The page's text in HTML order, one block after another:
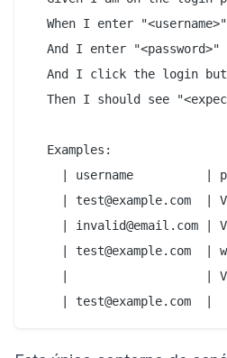
When I enter
And I enter "<password>"
And I click the login
Then I should see
  Examples:
| username          |
| test@example.com  |
| invalid@email.com |
| test@example.com  |
|                   |